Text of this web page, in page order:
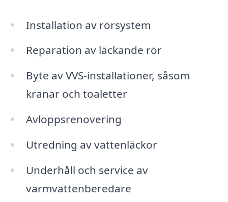
Installation av rörsystem
Reparation av läckande rör
Byte av VVS-installationer, såsom
kranar och toaletter
Avloppsrenovering
Utredning av vattenläckor
Underhåll och service av
varmvattenberedare